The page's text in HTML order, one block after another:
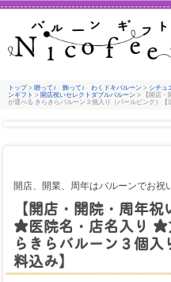
トップ > 贈って♪ 飾って♪ わくドキバルーン > シチュ
ンギフト > 開店祝いセレクトダブルバルーン > 【開店・
が選べる きらきらバルーン３個入り（パールピンク）【
開店、開業、周年はバルーンでお祝
【開店・開院・周年祝
★医院名・店名入り ★
らきらバルーン３個
料込み】